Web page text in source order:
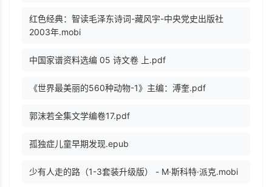
红色经典：智读毛泽东诗词-藏风宇-中央党史出版社
2003年.mobi
中国家谱资料选编 05 诗文卷 上.pdf
《世界最美丽的560种动物-1》主编：溥奎.pdf
郭沫若全集文学编卷17.pdf
孤独症儿童早期发现.epub
少有人走的路（1-3套装升级版） - M·斯科特·派克.mobi